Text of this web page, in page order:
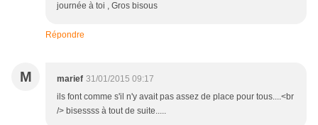
journée à toi , Gros bisous
Répondre
M marief 31/01/2015 09:17
ils font comme s'il n'y avait pas assez de place pour tous....<br
/> bisessss à tout de suite.....